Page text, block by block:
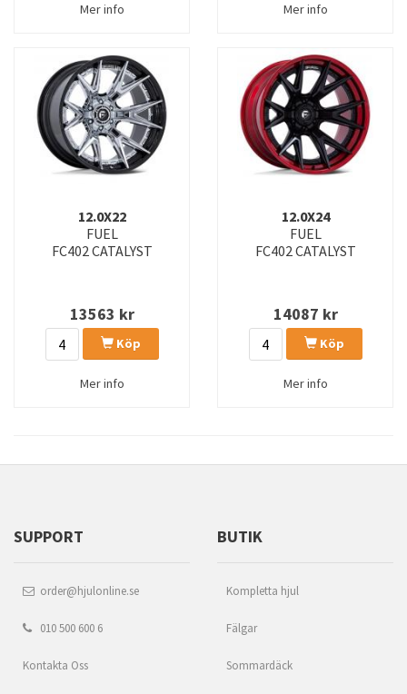
Mer info Mer info
12.0X22
FUEL
FC402 CATALYST
13563 kr
Köp
Mer info
12.0X24
FUEL
FC402 CATALYST
14087 kr
Köp
Mer info
SUPPORT
order@hjulonline.se
010 500 600 6
Kontakta Oss
BUTIK
Kompletta hjul
Fälgar
Sommardäck